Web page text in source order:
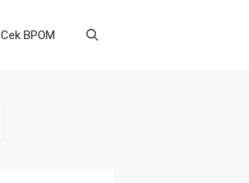
Cek BPOM